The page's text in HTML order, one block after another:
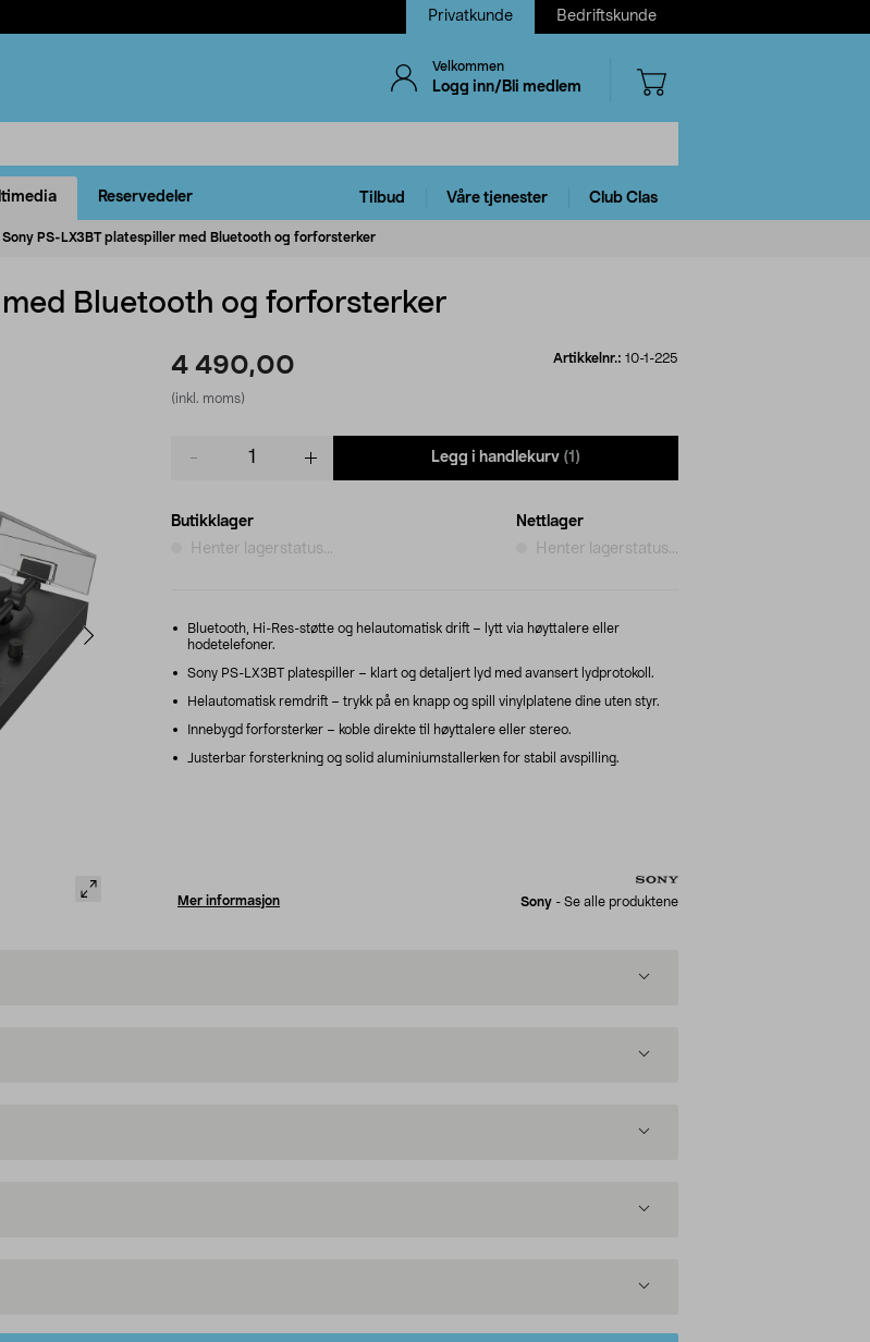
Privatkunde Bedriftskunde
Velkommen
Logg inn/Bli medlem
Reservedeler Tilbud Våre tjenester Club Clas
Sony PS-LX3BT platespiller med Bluetooth og forforsterker
Bluetooth og forforsterker
4 490,00
(inkl. moms)
Artikkelnr.: 10-1-225
Legg i handlekurv (1)
Butikklager
Henter lagerstatus...
Nettlager
Henter lagerstatus...
Bluetooth, Hi-Res-støtte og helautomatisk drift – lytt via høyttalere eller
hodetelefoner.
Sony PS-LX3BT platespiller – klart og detaljert lyd med avansert lydprotokoll.
Helautomatisk remdrift – trykk på en knapp og spill vinylplatene dine uten styr.
Innebygd forforsterker – koble direkte til høyttalere eller stereo.
Justerbar forsterkning og solid aluminiumstallerken for stabil avspilling.
Mer informasjon Sony - Se alle produktene